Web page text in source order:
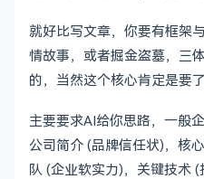
就好比写文章，你要有框架
情故事，或者掘金盗墓，三
的，当然这个核心肯定是要
主要要求AI给你思路，一般
公司简介 (品牌信任状)，核
队 (企业软实力)，关键技术